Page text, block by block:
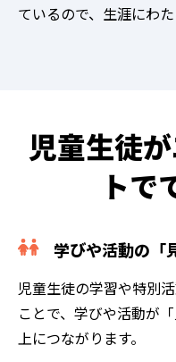
ているので、生涯にわ
児童生徒
トで
学びや活動の「
児童生徒の学習や特別
ことで、学びや活動が
上につながります。